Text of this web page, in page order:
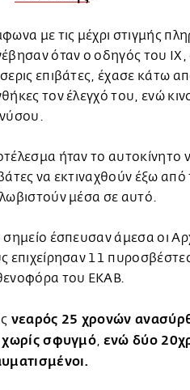
με τις μέχρι στιγμής
όταν ο οδηγός του ΙΧ,
επιβάτες, έχασε κάτω
τον έλεγχό του, ενώ
ήταν το αυτοκίνητο
να εκτιναχθούν έξω από
μέσα σε αυτό.
σημείο έσπευσαν άμεσα οι
επιχείρησαν 11
του ΕΚΑΒ.
νεαρός 25 χρονών
χωρίς σφυγμό, ενώ δύο